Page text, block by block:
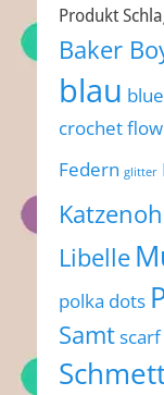
Produkt
Baker
blau blue
crochet
Federn glitter
Libelle
polka dots
Samtscarf